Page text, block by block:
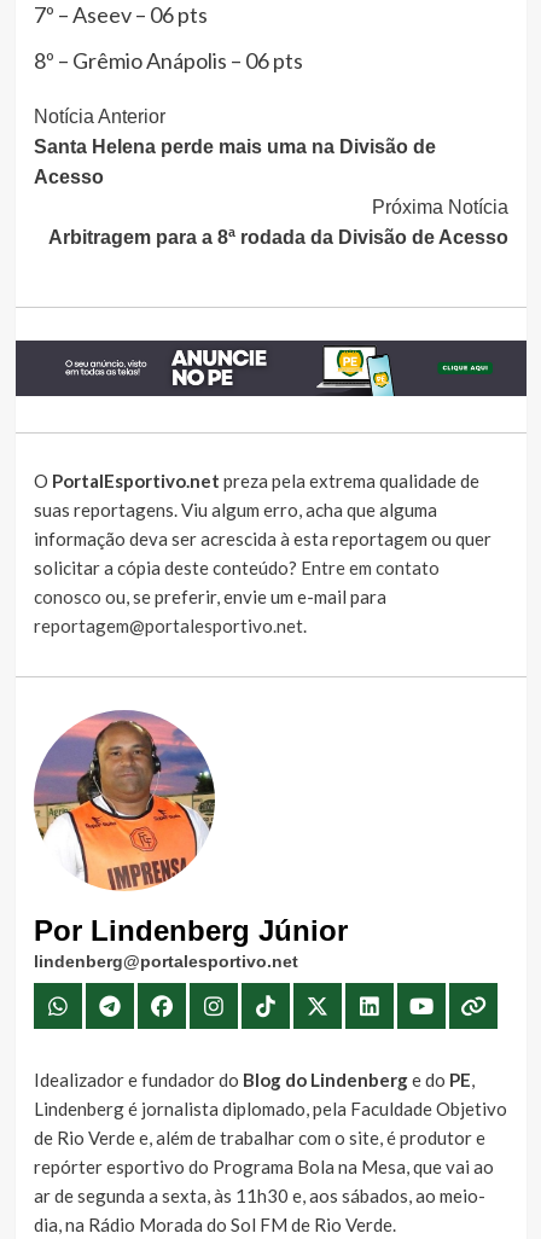
7º – Aseev – 06 pts
8º – Grêmio Anápolis – 06 pts
Continue
Lendo
Notícia Anterior
Santa Helena perde mais uma na Divisão de
Acesso
Próxima Notícia
Arbitragem para a 8ª rodada da Divisão de Acesso
O PortalEsportivo.net preza pela extrema qualidade de
suas reportagens. Viu algum erro, acha que alguma
informação deva ser acrescida à esta reportagem ou quer
solicitar a cópia deste conteúdo? Entre em contato
conosco ou, se preferir, envie um e-mail para
reportagem@portalesportivo.net.
Por Lindenberg Júnior
lindenberg@portalesportivo.net
Idealizador e fundador do Blog do Lindenberge do PE,
Lindenberg é jornalista diplomado, pela Faculdade Objetivo
de Rio Verde e, além de trabalhar com o site, é produtor e
repórter esportivo do Programa Bola na Mesa, que vai ao
ar de segunda a sexta, às 11h30 e, aos sábados, ao meio-
dia, na Rádio Morada do Sol FM de Rio Verde.